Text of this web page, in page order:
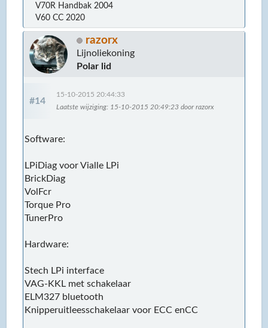
V70R Handbak 2004
V60 CC 2020
razorx
Lijnoliekoning
Polar lid
#14
15-10-2015 20:44:33
Laatste wijziging: 15-10-2015 20:49:23 door razorx
Software:
LPiDiag voor Vialle LPi
BrickDiag
VolFcr
Torque Pro
TunerPro
Hardware:
Stech LPi interface
VAG-KKL met schakelaar
ELM327 bluetooth
Knipperuitleesschakelaar voor ECC enCC